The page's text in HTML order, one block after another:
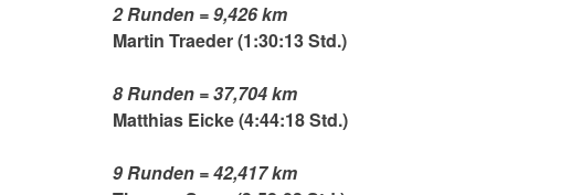
2 Runden = 9,426 km
Martin Traeder (1:30:13 Std.)
8 Runden = 37,704 km
Matthias Eicke (4:44:18 Std.)
9 Runden = 42,417 km